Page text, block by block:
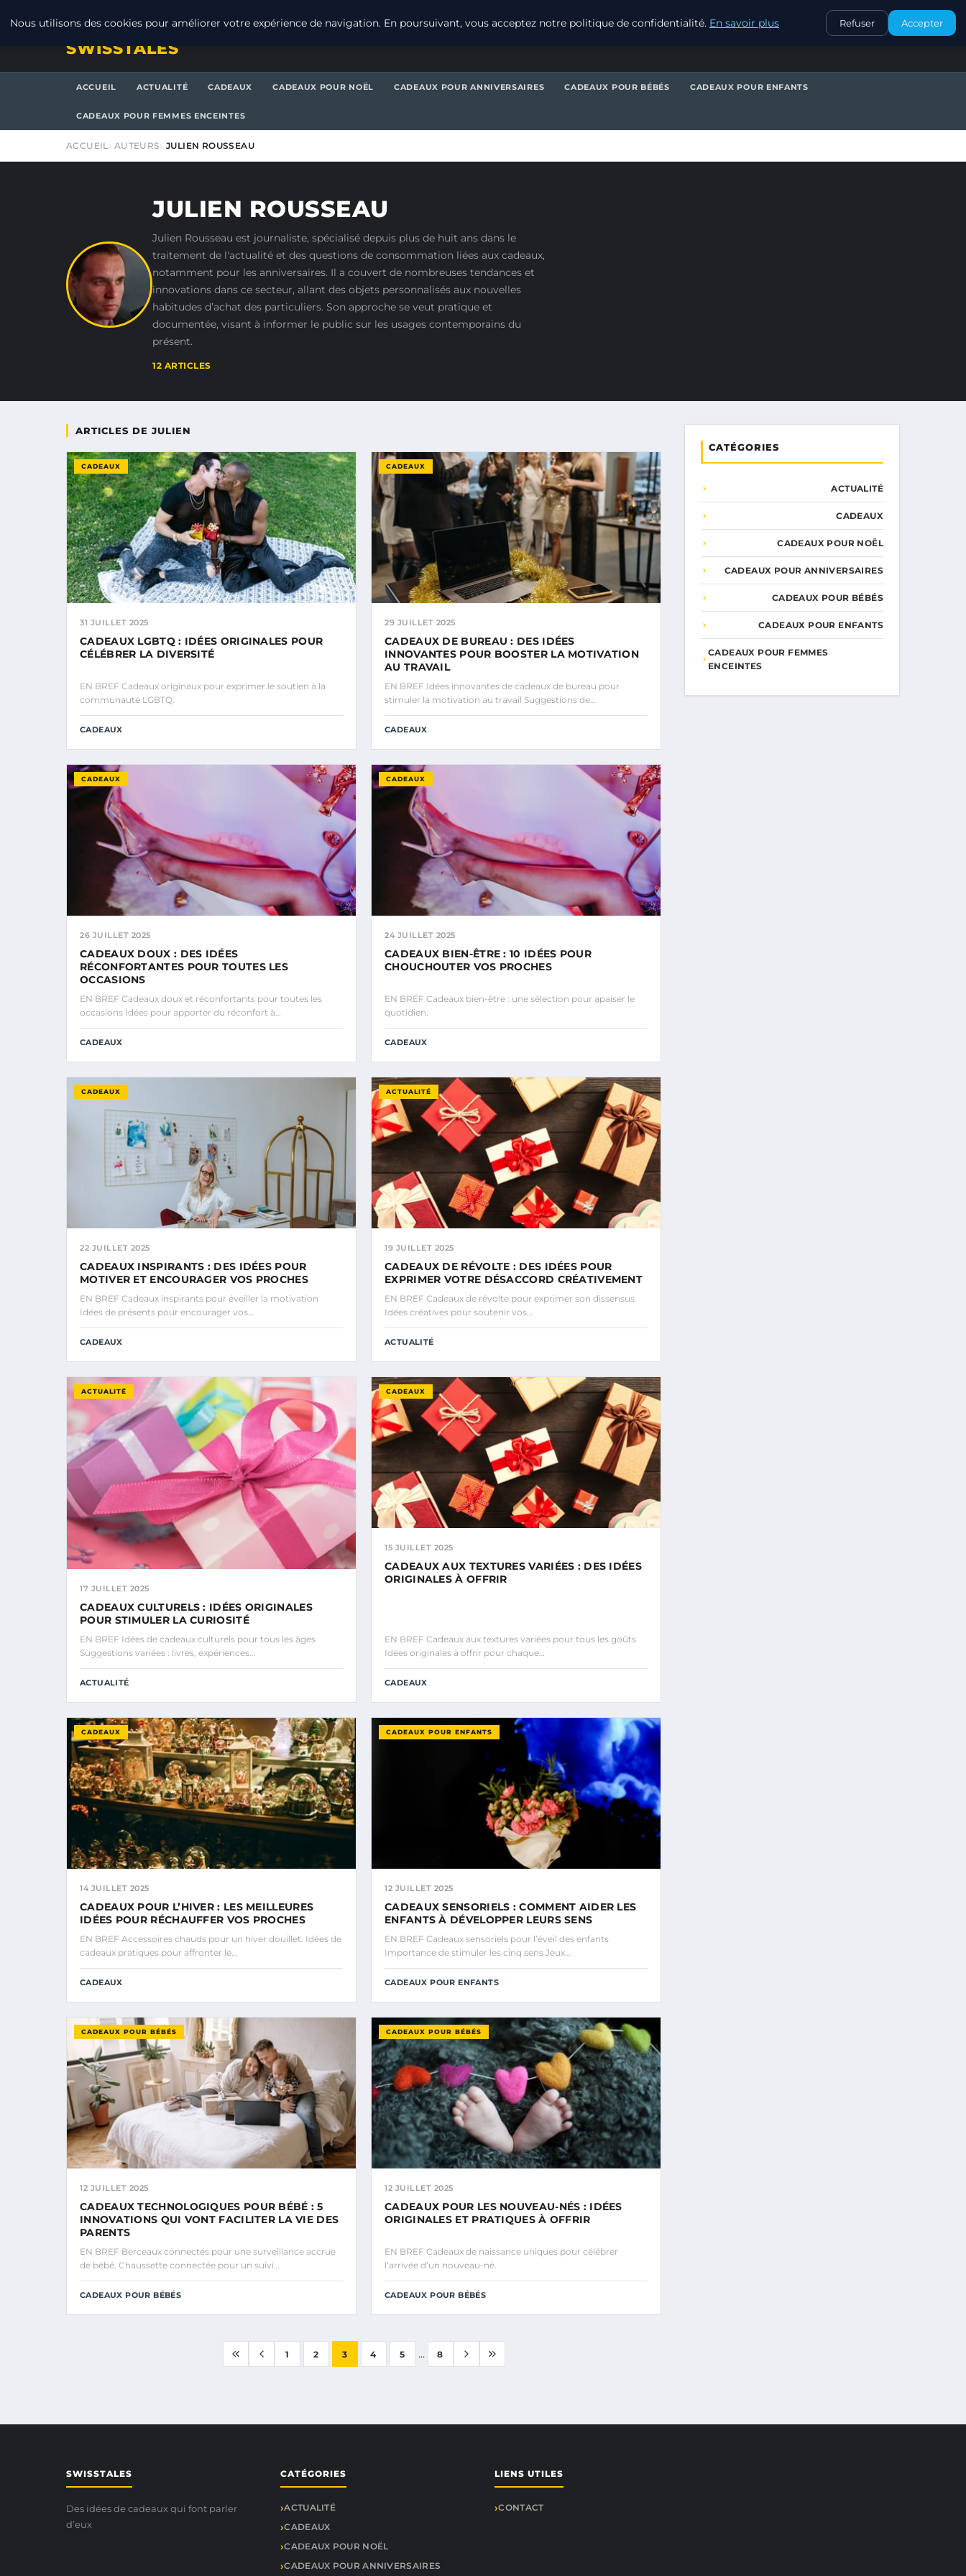
CONTACT
SWISSTALES
ACCUEIL ACTUALITÉ CADEAUX CADEAUX POUR NOËL CADEAUX POUR ANNIVERSAIRES CADEAUX POUR BÉBÉS CADEAUX POUR ENFANTS
CADEAUX POUR FEMMES ENCEINTES
ACCUEIL AUTEURS JULIEN ROUSSEAU
JULIEN ROUSSEAU
Julien Rousseau est journaliste, spécialisé depuis plus de huit ans dans le
traitement de l'actualité et des questions de consommation liées aux cadeaux,
notamment pour les anniversaires. Il a couvert de nombreuses tendances et
innovations dans ce secteur, allant des objets personnalisés aux nouvelles
habitudes d’achat des particuliers. Son approche se veut pratique et
documentée, visant à informer le public sur les usages contemporains du
présent.
12 ARTICLES
ARTICLES DE JULIEN
CADEAUX
31 JUILLET 2025
CADEAUX LGBTQ : IDÉES ORIGINALES POUR
CÉLÉBRER LA DIVERSITÉ
EN BREF Cadeaux originaux pour exprimer le soutien à la
communauté LGBTQ.
CADEAUX
CADEAUX
29 JUILLET 2025
CADEAUX DE BUREAU : DES IDÉES
INNOVANTES POUR BOOSTER LA MOTIVATION
AU TRAVAIL
EN BREF Idées innovantes de cadeaux de bureau pour
stimuler la motivation au travail Suggestions de…
CADEAUX
CADEAUX
26 JUILLET 2025
CADEAUX DOUX : DES IDÉES
RÉCONFORTANTES POUR TOUTES LES
OCCASIONS
EN BREF Cadeaux doux et réconfortants pour toutes les
occasions Idées pour apporter du réconfort à…
CADEAUX
CADEAUX
24 JUILLET 2025
CADEAUX BIEN-ÊTRE : 10 IDÉES POUR
CHOUCHOUTER VOS PROCHES
EN BREF Cadeaux bien-être : une sélection pour apaiser le
quotidien.
CADEAUX
CADEAUX
22 JUILLET 2025
CADEAUX INSPIRANTS : DES IDÉES POUR
MOTIVER ET ENCOURAGER VOS PROCHES
EN BREF Cadeaux inspirants pour éveiller la motivation
Idées de présents pour encourager vos…
CADEAUX
ACTUALITÉ
19 JUILLET 2025
CADEAUX DE RÉVOLTE : DES IDÉES POUR
EXPRIMER VOTRE DÉSACCORD CRÉATIVEMENT
EN BREF Cadeaux de révolte pour exprimer son dissensus.
Idées créatives pour soutenir vos…
ACTUALITÉ
ACTUALITÉ
17 JUILLET 2025
CADEAUX CULTURELS : IDÉES ORIGINALES
POUR STIMULER LA CURIOSITÉ
EN BREF Idées de cadeaux culturels pour tous les âges
Suggestions variées : livres, expériences…
ACTUALITÉ
CADEAUX
15 JUILLET 2025
CADEAUX AUX TEXTURES VARIÉES : DES IDÉES
ORIGINALES À OFFRIR
EN BREF Cadeaux aux textures variées pour tous les goûts
Idées originales à offrir pour chaque…
CADEAUX
CADEAUX
14 JUILLET 2025
CADEAUX POUR L’HIVER : LES MEILLEURES
IDÉES POUR RÉCHAUFFER VOS PROCHES
EN BREF Accessoires chauds pour un hiver douillet. Idées de
cadeaux pratiques pour affronter le…
CADEAUX
CADEAUX POUR ENFANTS
12 JUILLET 2025
CADEAUX SENSORIELS : COMMENT AIDER LES
ENFANTS À DÉVELOPPER LEURS SENS
EN BREF Cadeaux sensoriels pour l’éveil des enfants
Importance de stimuler les cinq sens Jeux…
CADEAUX POUR ENFANTS
CADEAUX POUR BÉBÉS
12 JUILLET 2025
CADEAUX TECHNOLOGIQUES POUR BÉBÉ : 5
INNOVATIONS QUI VONT FACILITER LA VIE DES
PARENTS
EN BREF Berceaux connectés pour une surveillance accrue
de bébé. Chaussette connectée pour un suivi…
CADEAUX POUR BÉBÉS
CADEAUX POUR BÉBÉS
12 JUILLET 2025
CADEAUX POUR LES NOUVEAU-NÉS : IDÉES
ORIGINALES ET PRATIQUES À OFFRIR
EN BREF Cadeaux de naissance uniques pour célébrer
l’arrivée d’un nouveau-né.
CADEAUX POUR BÉBÉS
1 2 3 4 5 ... 8
CATÉGORIES
ACTUALITÉ
CADEAUX
CADEAUX POUR NOËL
CADEAUX POUR ANNIVERSAIRES
CADEAUX POUR BÉBÉS
CADEAUX POUR ENFANTS
CADEAUX POUR FEMMES
ENCEINTES
SWISSTALES
Des idées de cadeaux qui font parler
d’eux
CATÉGORIES
ACTUALITÉ
CADEAUX
CADEAUX POUR NOËL
CADEAUX POUR ANNIVERSAIRES
LIENS UTILES
CONTACT
Nous utilisons des cookies pour améliorer votre expérience de navigation. En poursuivant, vous acceptez notre politique de confidentialité. En savoir plus Refuser Accepter